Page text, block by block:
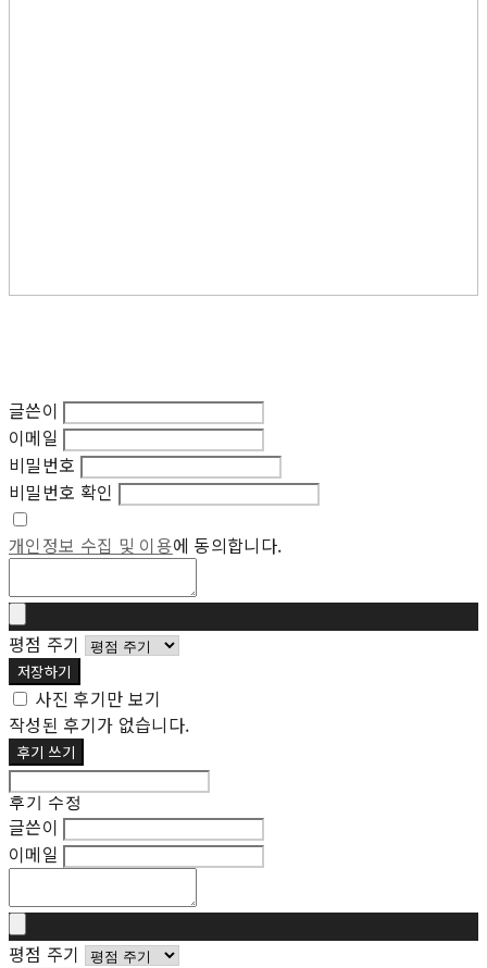
글쓴이
이메일
비밀번호
비밀번호 확인
개인정보 수집 및 이용에 동의합니다.
평점 주기
저장하기
사진 후기만 보기
작성된 후기가 없습니다.
후기 쓰기
후기 수정
글쓴이
이메일
평점 주기